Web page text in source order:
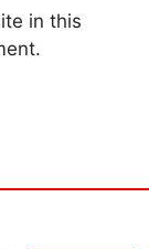
in this